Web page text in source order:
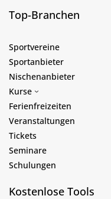
Top-Branchen
Sportvereine
Sportanbieter
Nischenanbieter
Kurse
Ferienfreizeiten
Veranstaltungen
Tickets
Seminare
Schulungen
Kostenlose Tools